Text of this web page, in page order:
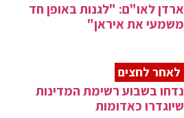
ארדן לאו"ם: "לגנות באופן חד
משמעי את איראן"
לאחר לחצים
נדחו בשבוע רשימת המדינות
שיוגדרו כאדומות